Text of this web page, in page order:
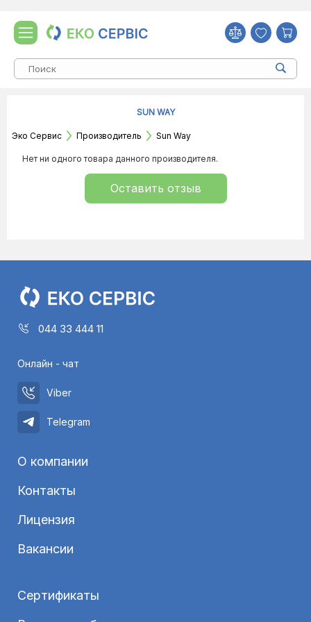
SUN WAY
Эко Сервис Производитель Sun Way
Нет ни одного товара данного производителя.
Оставить отзыв
044 33 444 11
Онлайн - чат
Viber
Telegram
О компании
Контакты
Лицензия
Вакансии
Сертификаты